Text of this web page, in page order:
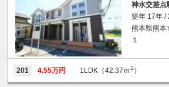
神水交差点
築年 17年 /
熊本県熊本
１
201 4.55万円 1LDK（42.37ｍ2 ）